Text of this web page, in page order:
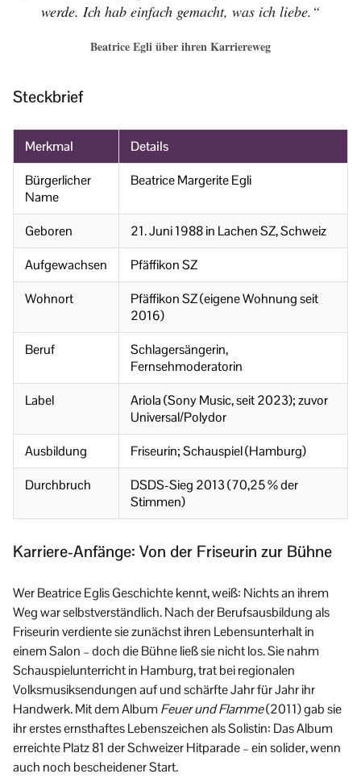
werde. Ich hab einfach gemacht, was ich liebe.“
Beatrice Egli über ihren Karriereweg
Steckbrief
Merkmal
Details
Bürgerlicher
Name
Beatrice Margerite Egli
Geboren
21. Juni 1988 in Lachen SZ, Schweiz
Aufgewachsen
Pfäffikon SZ
Wohnort
Pfäffikon SZ (eigene Wohnung seit
2016)
Beruf
Schlagersängerin,
Fernsehmoderatorin
Label
Ariola (Sony Music, seit 2023); zuvor
Universal/Polydor
Ausbildung
Friseurin; Schauspiel (Hamburg)
Durchbruch
DSDS-Sieg 2013 (70,25 % der
Stimmen)
Karriere-Anfänge: Von der Friseurin zur Bühne
Wer Beatrice Eglis Geschichte kennt, weiß: Nichts an ihrem
Weg war selbstverständlich. Nach der Berufsausbildung als
Friseurin verdiente sie zunächst ihren Lebensunterhalt in
einem Salon – doch die Bühne ließ sie nicht los. Sie nahm
Schauspielunterricht in Hamburg, trat bei regionalen
Volksmusiksendungen auf und schärfte Jahr für Jahr ihr
Handwerk. Mit dem AlbumFeuer und Flamme(2011) gab sie
ihr erstes ernsthaftes Lebenszeichen als Solistin: Das Album
erreichte Platz 81 der Schweizer Hitparade – ein solider, wenn
auch noch bescheidener Start.